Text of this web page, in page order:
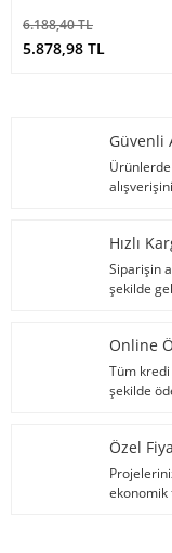
6.188,40 TL
5.878,98 TL
Güvenli
Hızlı
Siparişin
şekilde
Online
Tüm kredi
şekilde
Özel